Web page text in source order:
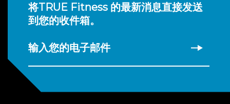
将TRUE Fitness 的最新消息直接发送
到您的收件箱。
输入您的电子邮件